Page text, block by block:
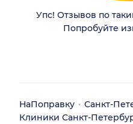
Упс! Отзывов по
Попробуйте
НаПоправку
Санкт-
Клиники Санкт-